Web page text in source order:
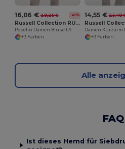
16,06 € 29,25 € -45%
Russell Collection RU934F
Popelin Damen Bluse LA
+3 Farben
14,55 € 25,48
+3 Farben
Alle
FAQ
Ist dieses Hemd für